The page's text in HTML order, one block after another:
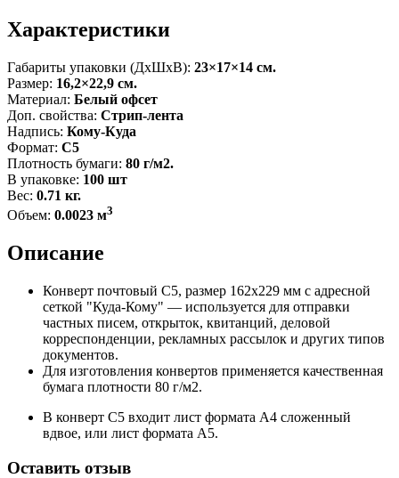
Характеристики
Габариты упаковки (ДxШxВ): 23×17×14 см.
Размер: 16,2×22,9 см.
Материал: Белый офсет
Доп. свойства: Стрип-лента
Надпись: Кому-Куда
Формат: С5
Плотность бумаги: 80 г/м2.
В упаковке: 100 шт
Вес: 0.71 кг.
Объем: 0.0023 м3
Описание
Конверт почтовый C5, размер 162x229 мм с адресной
сеткой "Куда-Кому" — используется для отправки
частных писем, открыток, квитанций, деловой
корреспонденции, рекламных рассылок и других типов
документов.
Для изготовления конвертов применяется качественная
бумага плотности 80 г/м2.
В конверт С5 входит лист формата А4 сложенный
вдвое, или лист формата А5.
Оставить отзыв